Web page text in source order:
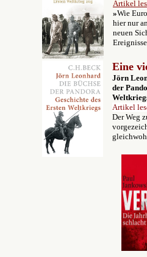
Artikel
»Wie
hier nur
neuen
Eine
Jörn
der
Artikel
Der Weg